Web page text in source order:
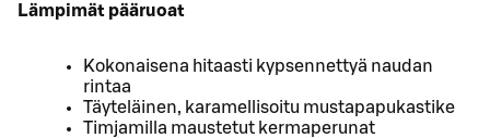
Lämpimät pääruoat
Kokonaisena hitaasti kypsennettyä naudan
rintaa
Täyteläinen, karamellisoitu mustapapukastike
Timjamilla maustetut kermaperunat